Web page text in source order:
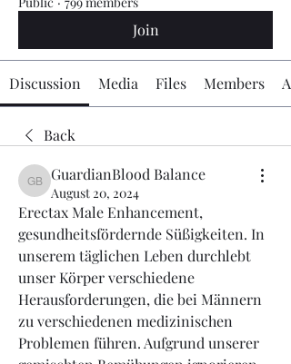
Join
Discussion Media Files Members
Back
GuardianBlood Balance
GuardianBlood Balance
August 20, 2024
Erectax Male Enhancement,
gesundheitsfördernde Süßigkeiten. In
unserem täglichen Leben durchlebt
unser Körper verschiedene
Herausforderungen, die bei Männern
zu verschiedenen medizinischen
Problemen führen. Aufgrund unserer